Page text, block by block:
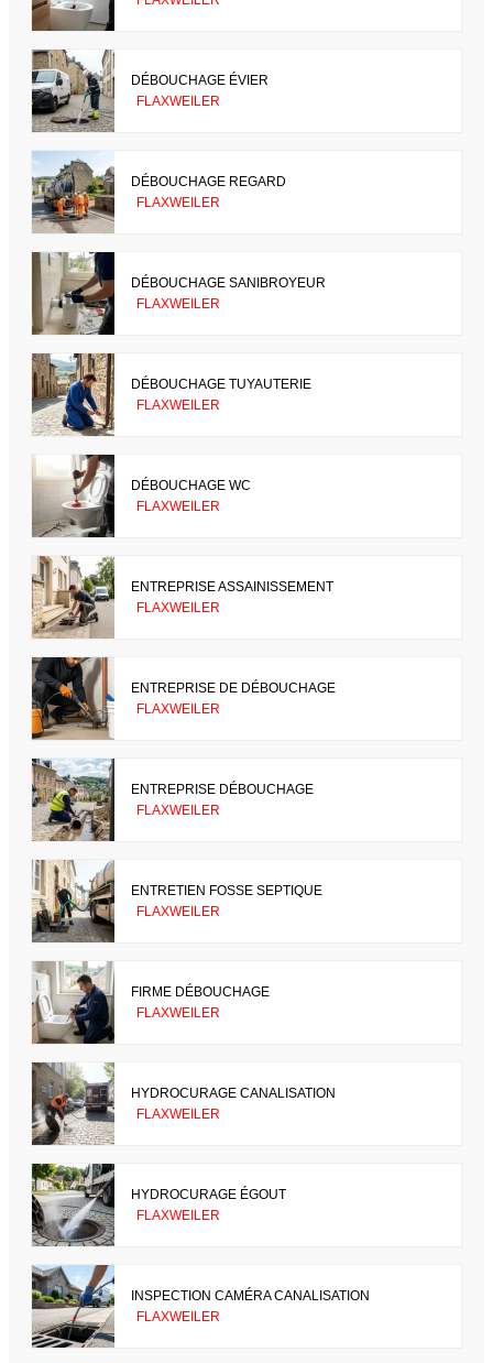
DÉBOUCHAGE ÉVIER
FLAXWEILER
DÉBOUCHAGE REGARD
FLAXWEILER
DÉBOUCHAGE SANIBROYEUR
FLAXWEILER
DÉBOUCHAGE TUYAUTERIE
FLAXWEILER
DÉBOUCHAGE WC
FLAXWEILER
ENTREPRISE ASSAINISSEMENT
FLAXWEILER
ENTREPRISE DE DÉBOUCHAGE
FLAXWEILER
ENTREPRISE DÉBOUCHAGE
FLAXWEILER
ENTRETIEN FOSSE SEPTIQUE
FLAXWEILER
FIRME DÉBOUCHAGE
FLAXWEILER
HYDROCURAGE CANALISATION
FLAXWEILER
HYDROCURAGE ÉGOUT
FLAXWEILER
INSPECTION CAMÉRA CANALISATION
FLAXWEILER